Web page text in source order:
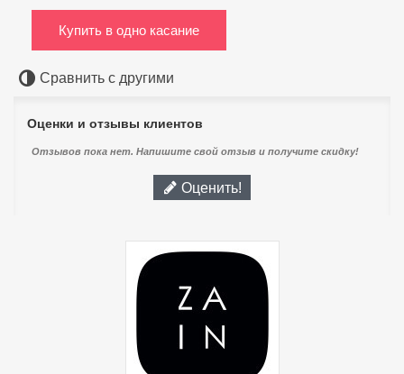
Купить в одно касание
Сравнить с другими
Оценки и отзывы клиентов
Отзывов пока нет. Напишите свой отзыв и получите скидку!
Оценить!